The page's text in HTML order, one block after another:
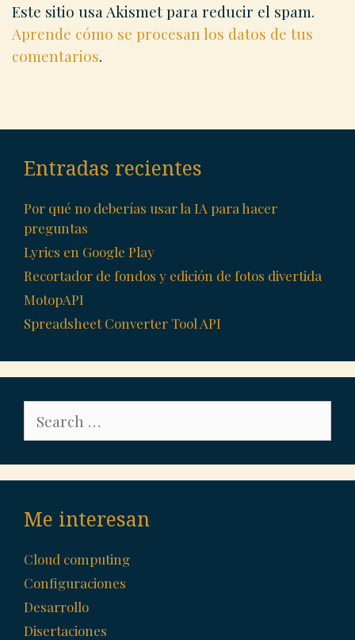
Este sitio usa Akismet para reducir el spam.
Aprende cómo se procesan los datos de tus
comentarios.
Entradas recientes
Por qué no deberías usar la IA para hacer
preguntas
Lyrics en Google Play
Recortador de fondos y edición de fotos divertida
MotopAPI
Spreadsheet Converter Tool API
for:
Me interesan
Cloud computing
Configuraciones
Desarrollo
Disertaciones